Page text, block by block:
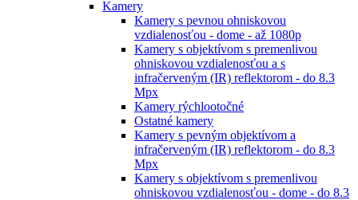
Kamery
Kamery s pevnou ohniskovou
vzdialenosťou - dome - až 1080p
Kamery s objektívom s premenlivou
ohniskovou vzdialenosťou a s
infračerveným (IR) reflektorom - do 8.3
Mpx
Kamery rýchlootočné
Ostatné kamery
Kamery s pevným objektívom a
infračerveným (IR) reflektorom - do 8.3
Mpx
Kamery s objektívom s premenlivou
ohniskovou vzdialenosťou - dome - do 8.3